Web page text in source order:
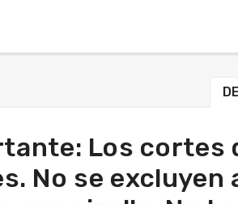
Los cortes
No se